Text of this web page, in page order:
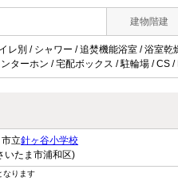
建物階建
レ別 / シャワー / 追焚機能浴室 / 浴室
ターホン / 宅配ボックス / 駐輪場 /
立針ヶ谷小学校
いたま市浦和区)
なります